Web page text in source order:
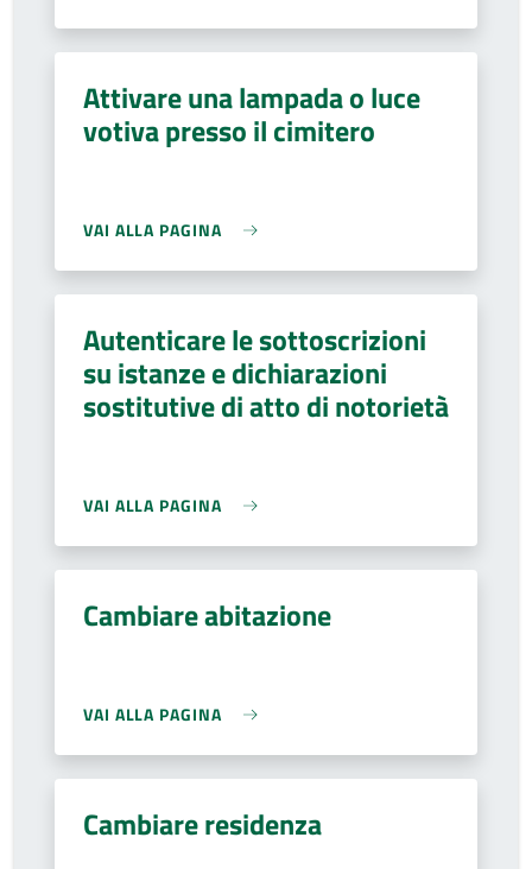
Attivare una lampada o luce
votiva presso il cimitero
VAI ALLA PAGINA
Autenticare le sottoscrizioni
su istanze e dichiarazioni
sostitutive di atto di notorietà
VAI ALLA PAGINA
Cambiare abitazione
VAI ALLA PAGINA
Cambiare residenza